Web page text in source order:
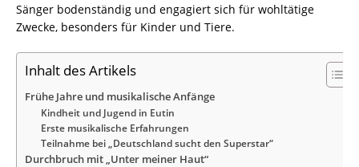
Sänger bodenständig und engagiert sich für wohltätige
Zwecke, besonders für Kinder und Tiere.
Inhalt des Artikels
Frühe Jahre und musikalische Anfänge
Kindheit und Jugend in Eutin
Erste musikalische Erfahrungen
Teilnahme bei „Deutschland sucht den Superstar“
Durchbruch mit „Unter meiner Haut“